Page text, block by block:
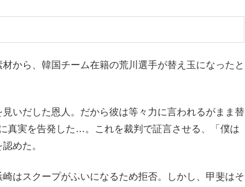
から、韓国チーム在籍の荒川選手が替え玉になったと
いだした恩人。だから彼は等々力に言われるがまま替
真実を告発した…。これを裁判で証言させる、「僕は
めた。
はスクープがふいになるため拒否。しかし、甲斐はそ